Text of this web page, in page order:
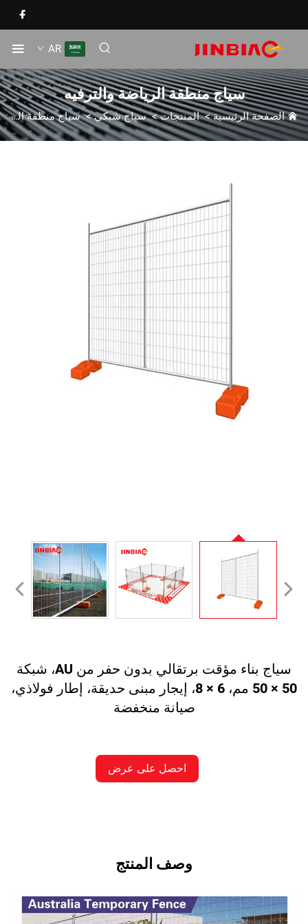
AR
سياج منطقة الرياضة والترفيه
الصفحة الرئيسية>المنتجات>سياج شبكي>سياج منطقة الرياضة والترفيه
سياج بناء مؤقت برتقالي بدون حفر من AU، شبكة
50 × 50 مم، 6 × 8، إيجار مبنى حديقة، إطار فولاذي،
صيانة منخفضة
احصل على عرض
وصف المنتج